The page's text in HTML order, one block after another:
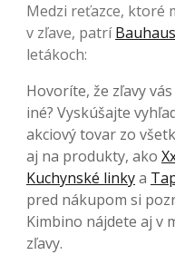
Medzi reťazce, ktoré
v zľave, patríBauhaus
letákoch:
Hovoríte, že zľavy
iné? Vyskúšajte
akciový tovar zo
aj na produkty, ako
Kuchynské linkya
pred nákupom si
Kimbino nájdete aj v
zľavy.